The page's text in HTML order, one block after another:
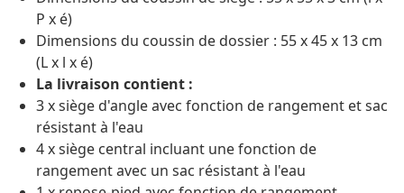
P x é)
Dimensions du coussin de dossier : 55 x 45 x 13 cm
(L x l x é)
La livraison contient :
3 x siège d'angle avec fonction de rangement et sac
résistant à l'eau
4 x siège central incluant une fonction de
rangement avec un sac résistant à l'eau